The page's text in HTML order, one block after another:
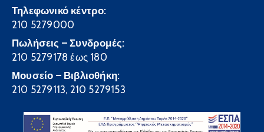
Τηλεφωνικό κέντρο:
210 5279000
Πωλήσεις – Συνδρομές:
210 5279178 έως 180
Μουσείο – Βιβλιοθήκη:
210 5279113, 210 5279153